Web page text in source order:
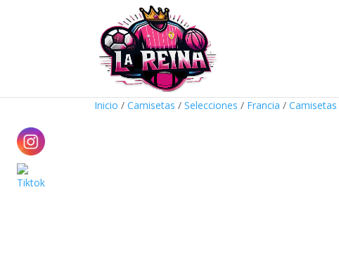
Inicio /Camisetas /Selecciones / Francia /Camisetas